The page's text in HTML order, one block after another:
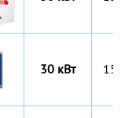
30 кВт